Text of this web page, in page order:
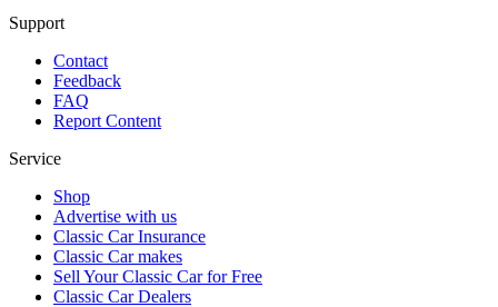
Support
Contact
Feedback
FAQ
Report Content
Service
Shop
Advertise with us
Classic Car Insurance
Classic Car makes
Sell Your Classic Car for Free
Classic Car Dealers